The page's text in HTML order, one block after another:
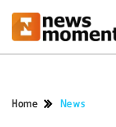
Home News